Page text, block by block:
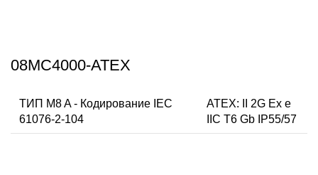
08MC4000-ATEX
ТИП M8 A - Кодирование IEC
61076-2-104
ATEX: II 2G Ex e
IIC T6 Gb IP55/57